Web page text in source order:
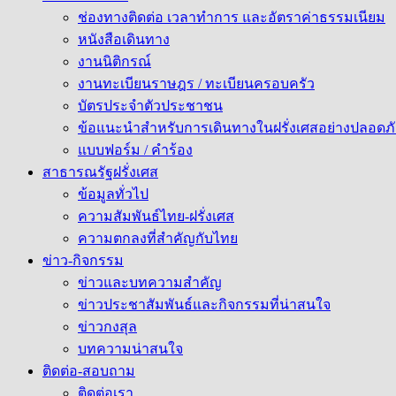
ช่องทางติดต่อ เวลาทำการ และอัตราค่าธรรมเนียม
หนังสือเดินทาง
งานนิติกรณ์
งานทะเบียนราษฎร / ทะเบียนครอบครัว
บัตรประจำตัวประชาชน
ข้อแนะนำสำหรับการเดินทางในฝรั่งเศสอย่างปลอด
แบบฟอร์ม / คำร้อง
สาธารณรัฐฝรั่งเศส
ข้อมูลทั่วไป
ความสัมพันธ์ไทย-ฝรั่งเศส
ความตกลงที่สำคัญกับไทย
ข่าว-กิจกรรม
ข่าวและบทความสำคัญ
ข่าวประชาสัมพันธ์และกิจกรรมที่น่าสนใจ
ข่าวกงสุล
บทความน่าสนใจ
ติดต่อ-สอบถาม
ติดต่อเรา